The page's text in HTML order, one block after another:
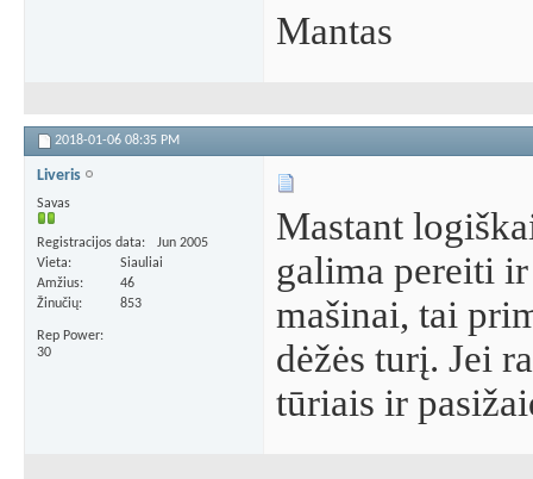
Mantas
2018-01-06 08:35 PM
Liveris
Savas
Registracijos data
Jun 2005
Vieta
Siauliai
Amžius
46
Žinučių
853
Rep Power
30
Mastant
galima pereiti
mašinai, tai
dėžės turį. Jei
tūriais ir